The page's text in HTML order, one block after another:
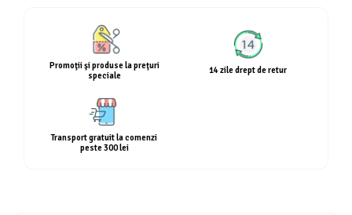
MultimineralePromoţii şi produse la preţuri
speciale
14 zile drept de retur
Transport gratuit la comenzi
peste 300 lei